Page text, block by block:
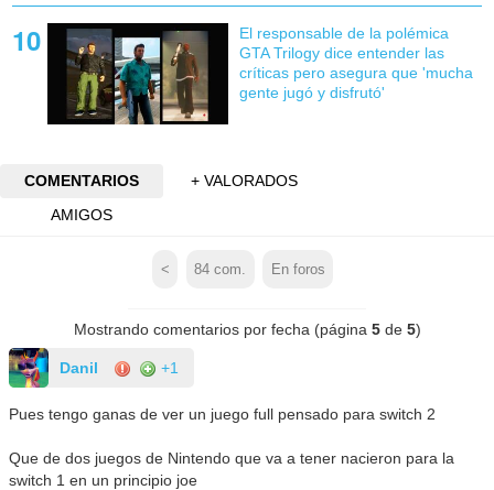
El responsable de la polémica
GTA Trilogy dice entender las
críticas pero asegura que 'mucha
gente jugó y disfrutó'
COMENTARIOS
+ VALORADOS
AMIGOS
< 84 com. En foros
Mostrando comentarios por fecha (página 5de 5)
Danil +1
Pues tengo ganas de ver un juego full pensado para switch 2
Que de dos juegos de Nintendo que va a tener nacieron para la
switch 1 en un principio joe